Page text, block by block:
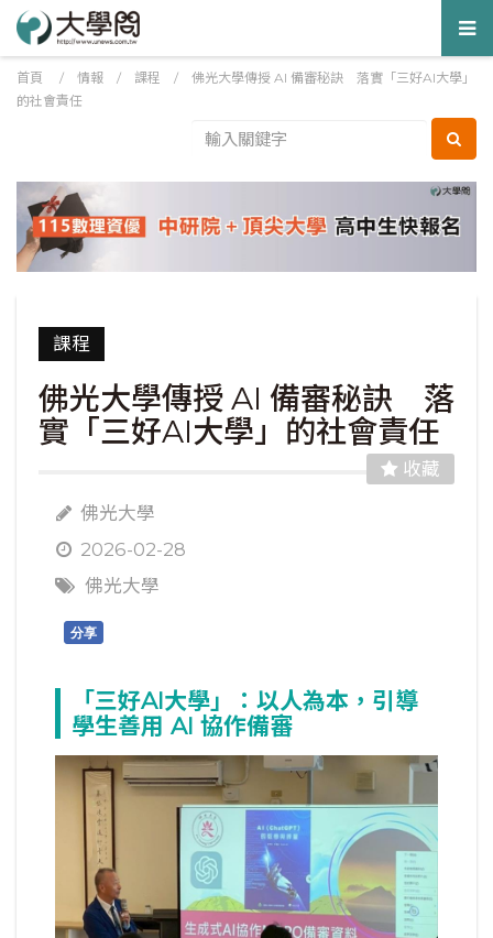
首頁 / 情報 / 課程 / 佛光大學傳授 AI 備審秘訣 落實「三好AI大學」
的社會責任
課程
佛光大學傳授 AI 備審秘訣 落
實「三好AI大學」的社會責任
收藏
佛光大學
2026-02-28
佛光大學
分享
「三好AI大學」：以人為本，引導
學生善用 AI 協作備審